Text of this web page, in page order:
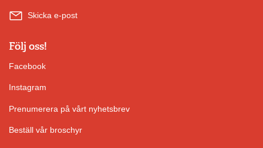
Skicka e-post
Följ oss!
Facebook
Instagram
Prenumerera på vårt nyhetsbrev
Beställ vår broschyr